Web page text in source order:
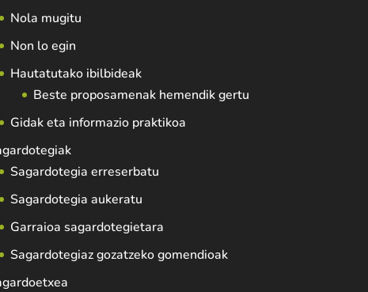
Nola mugitu
Non lo egin
Hautatutako ibilbideak
Beste proposamenak hemendik gertu
Gidak eta informazio praktikoa
Sagardotegia erreserbatu
Sagardotegia aukeratu
Garraioa sagardotegietara
Sagardotegiaz gozatzeko gomendioak